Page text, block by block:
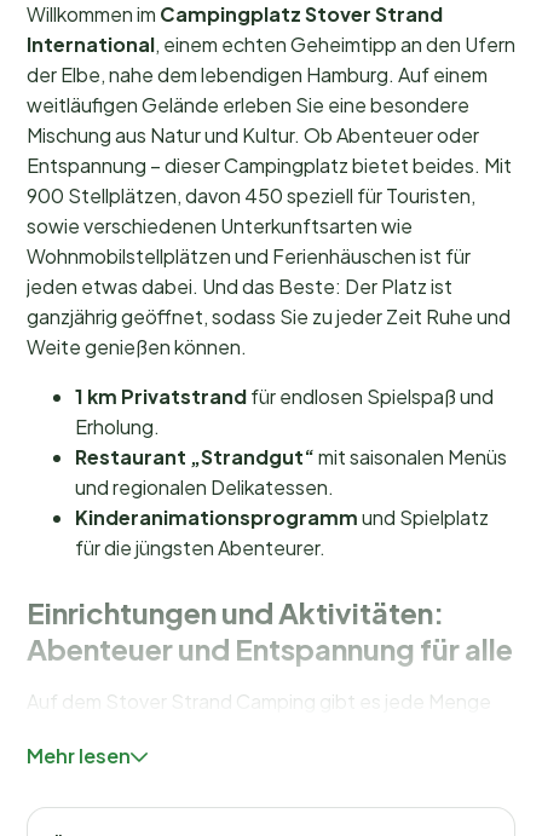
Willkommen im Campingplatz Stover Strand
International, einem echten Geheimtipp an den Ufern
der Elbe, nahe dem lebendigen Hamburg. Auf einem
weitläufigen Gelände erleben Sie eine besondere
Mischung aus Natur und Kultur. Ob Abenteuer oder
Entspannung – dieser Campingplatz bietet beides. Mit
900 Stellplätzen, davon 450 speziell für Touristen,
sowie verschiedenen Unterkunftsarten wie
Wohnmobilstellplätzen und Ferienhäuschen ist für
jeden etwas dabei. Und das Beste: Der Platz ist
ganzjährig geöffnet, sodass Sie zu jeder Zeit Ruhe und
Weite genießen können.
1 km Privatstrandfür endlosen Spielspaß und
Erholung.
Restaurant „Strandgut“mit saisonalen Menüs
und regionalen Delikatessen.
Kinderanimationsprogrammund Spielplatz
für die jüngsten Abenteurer.
Einrichtungen und Aktivitäten:
Abenteuer und Entspannung für alle
Auf dem Stover Strand Camping gibt es jede Menge
Schwimmbad gibt, bietet der
können sich auf dem Spielplatz austoben oder am
Mehr lesen